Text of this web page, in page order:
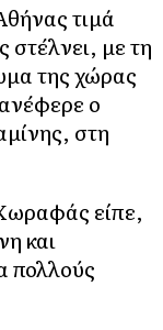
τιμά
στέλνει, με τη
της χώρας
ο
στη
είπε,
και
πολλούς